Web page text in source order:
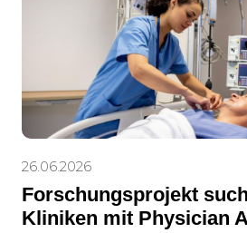
26.06.2026
Forschungsprojekt
Kliniken mit Physician